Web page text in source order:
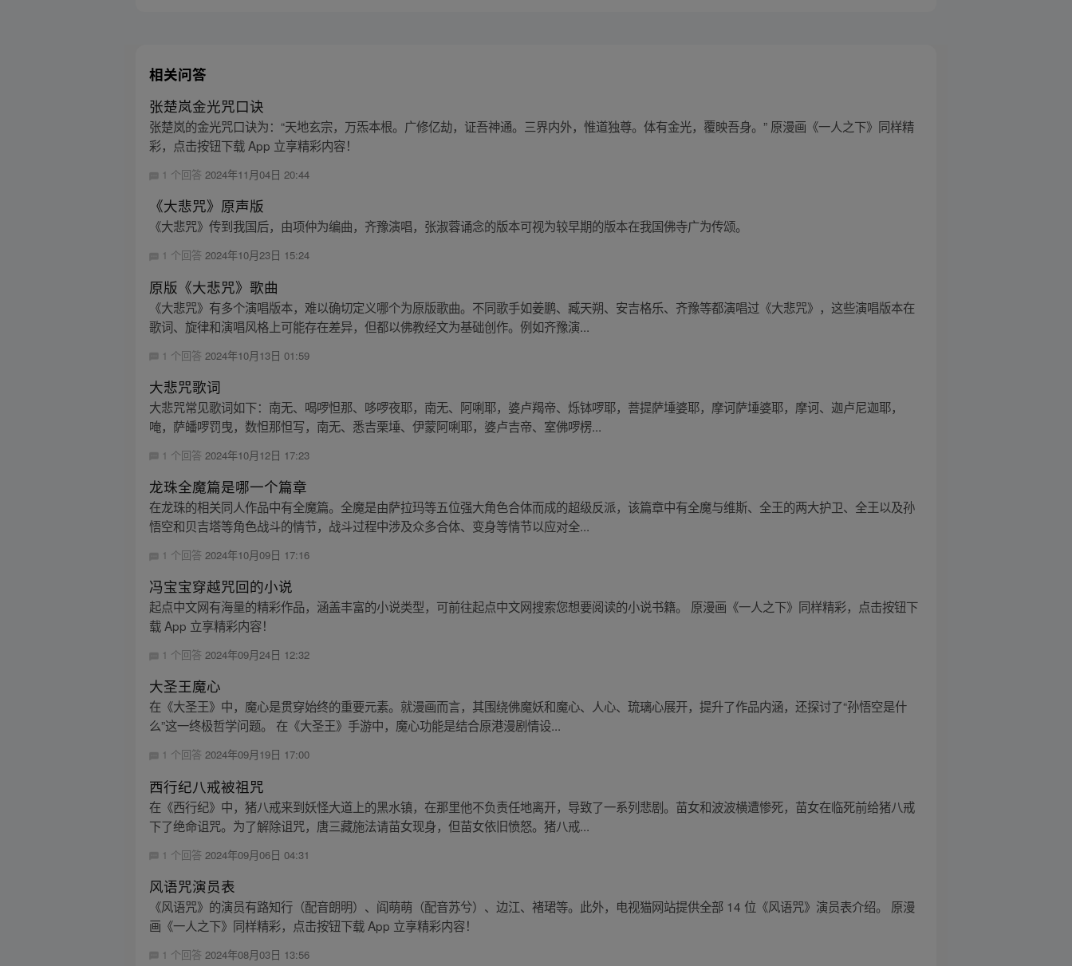
相关问答
张楚岚金光咒口诀
张楚岚的金光咒口诀为：“天地玄宗，万炁本根。广修亿劫，证吾神通。三界内外，惟道独尊。体有金光，覆映吾身。” 原漫画《一人之下》同样精
彩，点击按钮下载 App 立享精彩内容！
1 个回答2024年11月04日 20:44
《大悲咒》原声版
《大悲咒》传到我国后，由项仲为编曲，齐豫演唱，张淑蓉诵念的版本可视为较早期的版本在我国佛寺广为传颂。
1 个回答2024年10月23日 15:24
原版《大悲咒》歌曲
《大悲咒》有多个演唱版本，难以确切定义哪个为原版歌曲。不同歌手如姜鹏、臧天朔、安吉格乐、齐豫等都演唱过《大悲咒》，这些演唱版本在
歌词、旋律和演唱风格上可能存在差异，但都以佛教经文为基础创作。例如齐豫演...
1 个回答 2024年10月13日 01:59
大悲咒歌词
大悲咒常见歌词如下：南无、喝啰怛那、哆啰夜耶，南无、阿唎耶，婆卢羯帝、烁钵啰耶，菩提萨埵婆耶，摩诃萨埵婆耶，摩诃、迦卢尼迦耶，
唵，萨皤啰罚曳，数怛那怛写，南无、悉吉栗埵、伊蒙阿唎耶，婆卢吉帝、室佛啰楞...
1 个回答 2024年10月12日 17:23
龙珠全魔篇是哪一个篇章
在龙珠的相关同人作品中有全魔篇。全魔是由萨拉玛等五位强大角色合体而成的超级反派，该篇章中有全魔与维斯、全王的两大护卫、全王以及孙
悟空和贝吉塔等角色战斗的情节，战斗过程中涉及众多合体、变身等情节以应对全...
1 个回答2024年10月09日 17:16
冯宝宝穿越咒回的小说
起点中文网有海量的精彩作品，涵盖丰富的小说类型，可前往起点中文网搜索您想要阅读的小说书籍。 原漫画《一人之下》同样精彩，点击按钮下
载 App 立享精彩内容！
1 个回答2024年09月24日 12:32
大圣王魔心
在《大圣王》中，魔心是贯穿始终的重要元素。就漫画而言，其围绕佛魔妖和魔心、人心、琉璃心展开，提升了作品内涵，还探讨了“孙悟空是什
么”这一终极哲学问题。 在《大圣王》手游中，魔心功能是结合原港漫剧情设...
1 个回答2024年09月19日 17:00
西行纪八戒被祖咒
在《西行纪》中，猪八戒来到妖怪大道上的黑水镇，在那里他不负责任地离开，导致了一系列悲剧。苗女和波波横遭惨死，苗女在临死前给猪八戒
下了绝命诅咒。为了解除诅咒，唐三藏施法请苗女现身，但苗女依旧愤怒。猪八戒...
1 个回答 2024年09月06日 04:31
风语咒演员表
《风语咒》的演员有路知行（配音朗明）、阎萌萌（配音苏兮）、边江、褚珺等。此外，电视猫网站提供全部 14 位《风语咒》演员表介绍。 原漫
画《一人之下》同样精彩，点击按钮下载 App 立享精彩内容！
1 个回答 2024年08月03日 13:56